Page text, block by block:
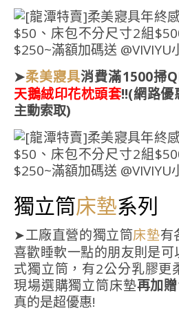
➤柔美寢具消費滿1500掃
天鵝絨印花枕頭套!!(網路優
主動索取)
獨立筒床墊系列
➤工廠直營的獨立筒床墊有
喜歡睡軟一點的朋友則是
式獨立筒，有2公分乳膠更
現場選購獨立筒床墊再加
真的是超優惠!